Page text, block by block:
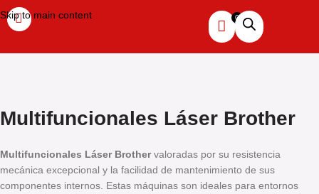
Skip to main content
Multifuncionales Láser Brother
Multifuncionales Láser Brothervaloradas por su resistencia
mecánica excepcional y la facilidad de mantenimiento de sus
componentes internos. Estas máquinas son ideales para entornos